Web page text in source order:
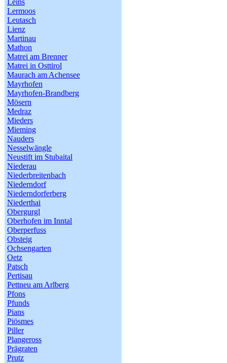
Leins
Lermoos
Leutasch
Lienz
Martinau
Mathon
Matrei am Brenner
Matrei in Osttirol
Maurach am Achensee
Mayrhofen
Mayrhofen-Brandberg
Mösern
Medraz
Mieders
Mieming
Nauders
Nesselwängle
Neustift im Stubaital
Niederau
Niederbreitenbach
Niederndorf
Niederndorferberg
Niederthai
Obergurgl
Oberhofen im Inntal
Oberperfuss
Obsteig
Ochsengarten
Oetz
Patsch
Pertisau
Pettneu am Arlberg
Pfons
Pfunds
Pians
Piösmes
Piller
Plangeross
Prägraten
Prutz